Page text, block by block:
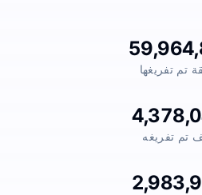
تم تفريغها
تم تفريغه